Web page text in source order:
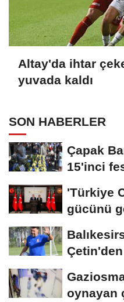
Altay'da ihtar
yuvada kaldı
SON HABERLER
Çapak
15'inci
'Türkiye
gücünü
oynayan